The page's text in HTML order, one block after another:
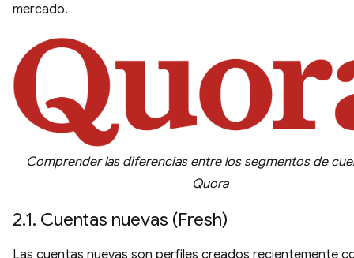
mercado.
Comprender las diferencias entre los segmentos de
Quora
2.1. Cuentas nuevas (Fresh)